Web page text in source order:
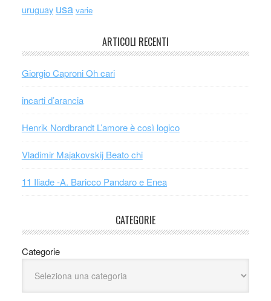
uruguay usa varie
ARTICOLI RECENTI
Giorgio Caproni Oh cari
incarti d’arancia
Henrik Nordbrandt L’amore è così logico
Vladimir Majakovskij Beato chi
11 Iliade -A. Baricco Pandaro e Enea
CATEGORIE
Categorie